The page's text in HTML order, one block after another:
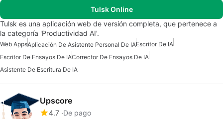
Tulsk Online
Tulsk es una aplicación web de versión completa, que pertenece a
la categoría 'Productividad AI'.
Web AppsAplicación De Asistente Personal De IAEscritor De IA
Escritor De Ensayos De IACorrector De Ensayos De IA
Asistente De Escritura De IA
Upscore
4.7 De pago